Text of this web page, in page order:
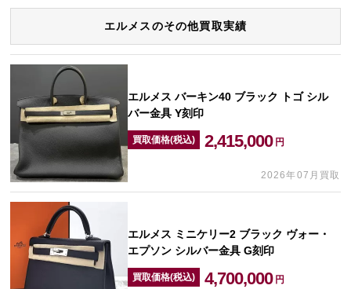
エルメスのその他買取実績
エルメス バーキン40 ブラック トゴ シル
バー金具 Y刻印
買取価格(税込) 2,415,000 円
2026年07月買取
エルメス ミニケリー2 ブラック ヴォー・
エプソン シルバー金具 G刻印
買取価格(税込) 4,700,000 円